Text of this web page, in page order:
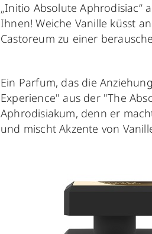
„Initio Absolute Aphrodisiac“
Ihnen! Weiche Vanille küsst
Castoreum zu einer
Ein Parfum, das die
Experience" aus der "The
Aphrodisiakum, denn er
und mischt Akzente von